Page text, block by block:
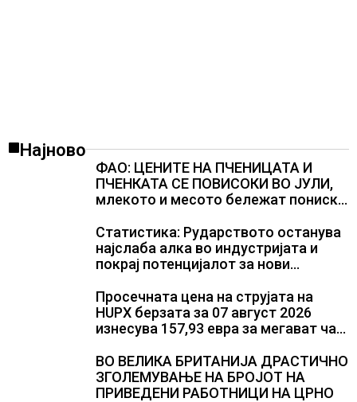
Најново
ФАО: ЦЕНИТЕ НА ПЧЕНИЦАТА И
ПЧЕНКАТА СЕ ПОВИСОКИ ВО ЈУЛИ,
млекото и месото бележат пониски
Статистика: Рударството останува
најслаба алка во индустријата и
покрај потенцијалот за нови
Просечната цена на струјата на
HUPX берзата за 07 август 2026
изнесува 157,93 евра за мегават час,
ВО ВЕЛИКА БРИТАНИЈА ДРАСТИЧНО
ЗГОЛЕМУВАЊЕ НА БРОЈОТ НА
ПРИВЕДЕНИ РАБОТНИЦИ НА ЦРНО